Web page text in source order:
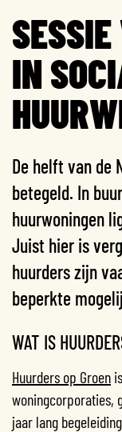
IN
De helft van de
betegeld. In
huurwoningen
Juist hier is
huurders zijn
beperkte
WAT IS
Huurders op Groen
woningcorporaties,
jaar lang